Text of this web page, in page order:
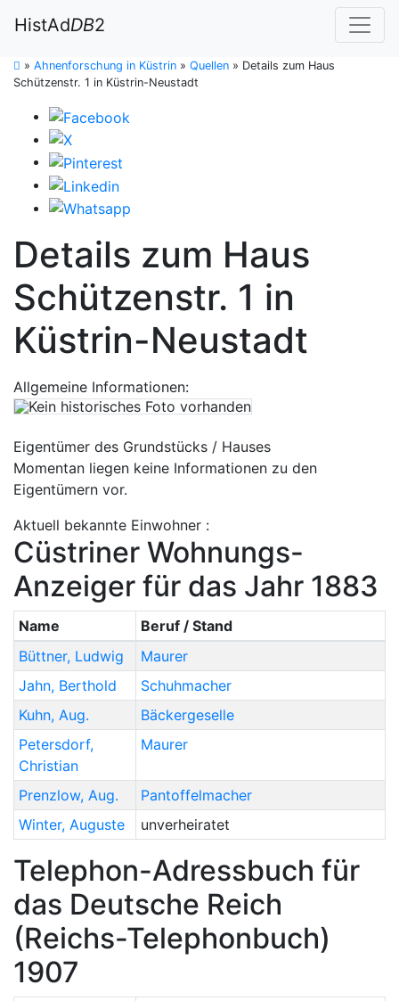
HistAdDB2
» Ahnenforschung in Küstrin » Quellen » Details zum Haus
Schützenstr. 1 in Küstrin-Neustadt
Details zum Haus
Schützenstr. 1 in
Küstrin-Neustadt
Allgemeine Informationen:
Eigentümer des Grundstücks / Hauses
Momentan liegen keine Informationen zu den
Eigentümern vor.
Aktuell bekannte Einwohner :
Cüstriner Wohnungs-
Anzeiger für das Jahr 1883
Name
Beruf / Stand
Büttner, Ludwig
Maurer
Jahn, Berthold
Schuhmacher
Kuhn, Aug.
Bäckergeselle
Petersdorf,
Christian
Maurer
Prenzlow, Aug.
Pantoffelmacher
Winter, Auguste unverheiratet
Telephon-Adressbuch für
das Deutsche Reich
(Reichs-Telephonbuch)
1907